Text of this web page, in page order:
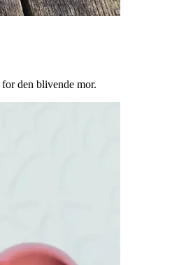
den blivende mor.